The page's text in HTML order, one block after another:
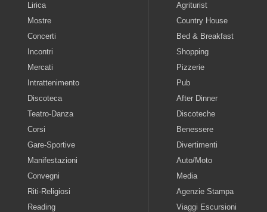
Lirica
Mostre
Concerti
Incontri
Mercati
Intrattenimento
Discoteca
Teatro-Danza
Corsi
Gare-Sportive
Manifestazioni
Convegni
Riti-Religiosi
Reading
Agriturist
Country House
Bed & Breakfast
Shopping
Pizzerie
Pub
After Dinner
Discoteche
Benessere
Divertimenti
Auto/Moto
Media
Agenzie Stampa
Viaggi Escursioni